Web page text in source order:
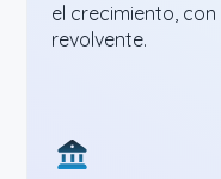
el crecimiento,
revolvente.